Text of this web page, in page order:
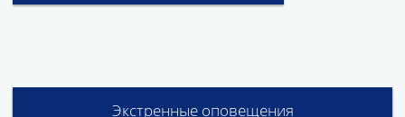
Экстренные оповещения